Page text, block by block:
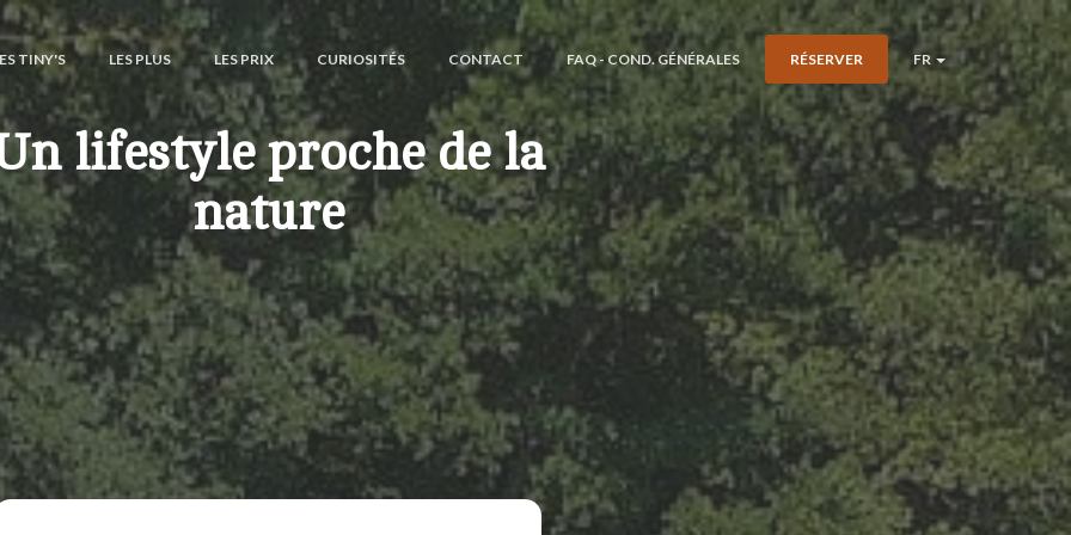
TINY'S LES PLUS LES PRIX CURIOSITÉS CONTACT FAQ - COND. GÉNÉRALES RÉSERVER FR
lifestyle proche de la
nature